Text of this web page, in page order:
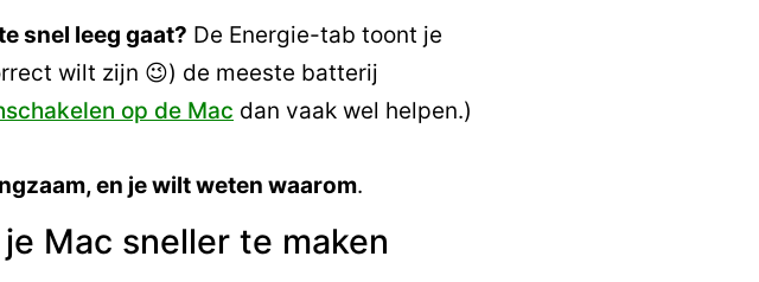
snel leeg gaat? De Energie-tab toont je
wilt zijn 😉) de meeste batterij
op de Mac dan vaak wel helpen.)
en je wilt weten waarom.
Mac sneller te maken